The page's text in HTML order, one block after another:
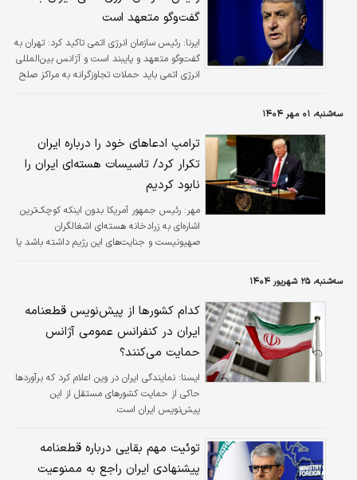
گفت‌و‌گو متعهد است
ایرنا: رئیس سازمان انرژی اتمی تاکید کرد: تهران به
گفت‌وگو متعهد و پایبند است و آژانس بین‌المللی
انرژی اتمی باید حملات تجاوزگرانه به مراکز صلح
سه‌شنبه، ۰۱ مهر ۱۴۰۴
ترامپ ادعاهای خود را درباره ایران
تکرار کرد/ تاسیسات هسته‌ای ایران را
نابود کردیم
مهر: رئیس جمهور آمریکا بدون اینکه کوچک‌ترین
اشاره‌ای به زرادخانه هسته‌ای اشغالگران
صهیونیست و جنایت‌های این رژیم داشته باشد یا
سلاح هسته‌ای دست یابد! تأسیسات هسته‌ای
ایران را نابود کردیم.
سه‌شنبه، ۲۵ شهریور ۱۴۰۴
کدام کشورها از پیش‌نویس قطعنامه
ایران در کنفرانس عمومی آژانس
حمایت می‌کنند؟
ايسنا: نمایندگی ایران در وین اعلام کرد که برآوردها
حاکی از حمایت کشورهای مستقل از این
پیش‌نویس ایران است.
توئیت مهم بقایی درباره قطعنامه
پیشنهادی ایران راجع به ممنوعیت